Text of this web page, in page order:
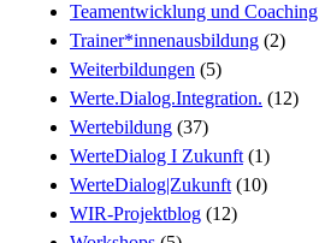
Teamentwicklung und Coaching
Trainer*innenausbildung (2)
Weiterbildungen (5)
Werte.Dialog.Integration. (12)
Wertebildung (37)
WerteDialog I Zukunft (1)
WerteDialog|Zukunft (10)
WIR-Projektblog (12)